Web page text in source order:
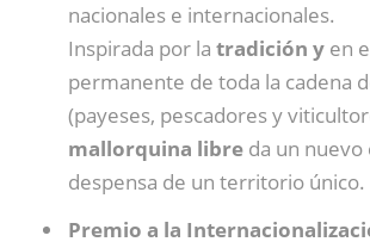
nacionales e internacionales.
Inspirada por la tradición y en
permanente de toda la cadena
(payeses, pescadores y
mallorquina libre da un nuevo
despensa de un territorio único.
Premio a la